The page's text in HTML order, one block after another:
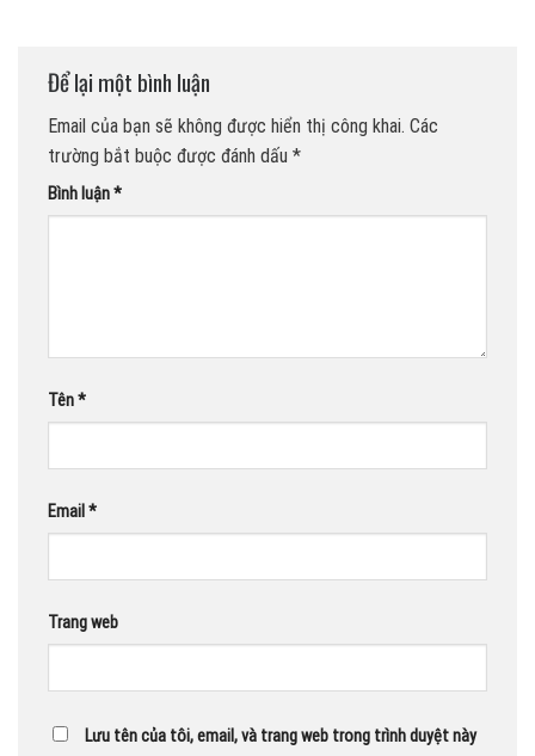
Để lại một bình luận
Email của bạn sẽ không được hiển thị công khai. Các
trường bắt buộc được đánh dấu *
Bình luận*
Tên*
Email *
Trang web
Lưu tên của tôi, email, và trang web trong trình duyệt này